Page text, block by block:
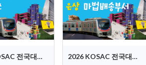
2026 KOSAC 전국대회 금상 (보쓰) 2026 KOSAC 전국대회 은상 (마법배송부서)